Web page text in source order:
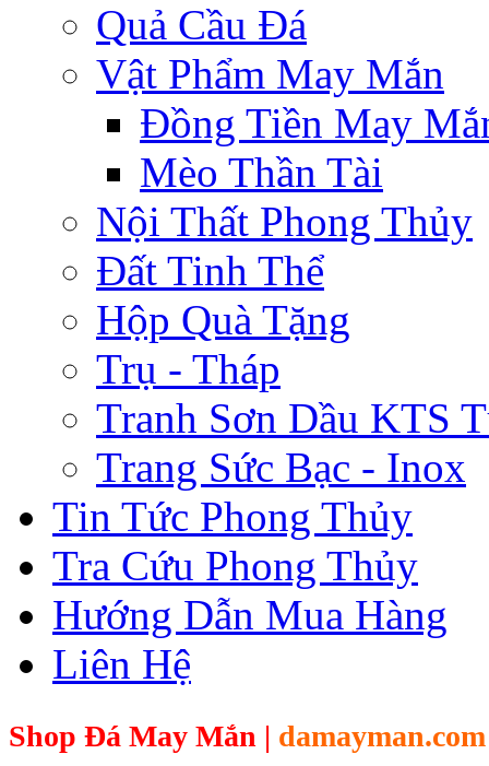
Quả Cầu Đá
Vật Phẩm May Mắn
Đồng Tiền May
Mèo Thần Tài
Nội Thất Phong Thủy
Đất Tinh Thể
Hộp Quà Tặng
Trụ - Tháp
Tranh Sơn Dầu KTS
Trang Sức Bạc - Inox
Tin Tức Phong Thủy
Tra Cứu Phong Thủy
Hướng Dẫn Mua Hàng
Liên Hệ
Shop Đá May Mắn | damayman.com